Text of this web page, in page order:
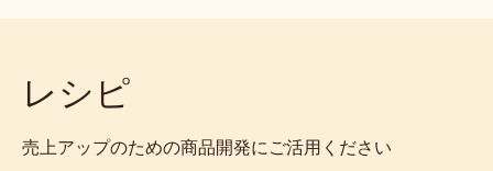
レシピ
売上アップのための商品開発にご活用ください